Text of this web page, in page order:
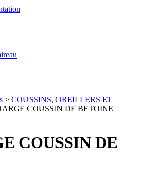
> COUSSINS, OREILLERS ET
COUSSIN DE BETOINE
COUSSIN DE